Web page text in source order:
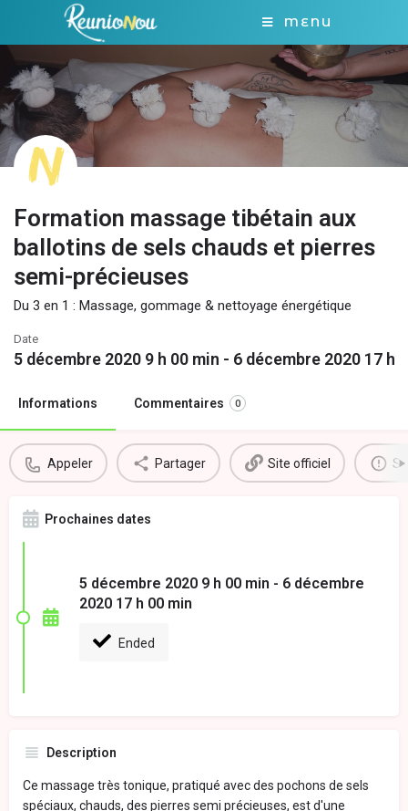
MENU
Formation massage tibétain aux
ballotins de sels chauds et pierres
semi-précieuses
Du 3 en 1 : Massage, gommage & nettoyage énergétique
Date
5 décembre 2020 9 h 00 min - 6 décembre 2020 17 h
Informations Commentaires 0
Appeler Partager Site officiel
Prochaines dates
5 décembre 2020 9 h 00 min - 6 décembre
2020 17 h 00 min
Ended
Description
Ce massage très tonique, pratiqué avec des pochons de sels
spéciaux, chauds, des pierres semi précieuses, est d'une